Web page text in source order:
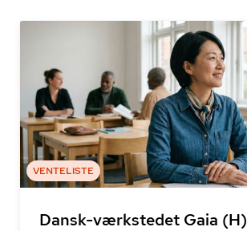
VENTELISTE
Dansk-værkstedet Gaia (H)